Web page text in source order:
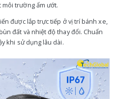
trường ẩm ướt.
được lắp trực tiếp ở vị trí bánh xe,
đất và nhiệt độ thay đổi. Chuẩn
khi sử dụng lâu dài.